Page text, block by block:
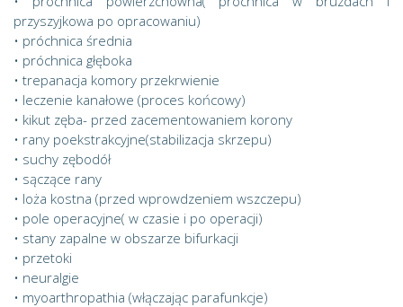
przyszyjkowa po opracowaniu)
• próchnica średnia
• próchnica głęboka
• trepanacja komory przekrwienie
• leczenie kanałowe (proces końcowy)
• kikut zęba- przed zacementowaniem korony
• rany poekstrakcyjne(stabilizacja skrzepu)
• suchy zębodół
• sączące rany
• loża kostna (przed wprowdzeniem wszczepu)
• pole operacyjne( w czasie i po operacji)
• stany zapalne w obszarze bifurkacji
• przetoki
• neuralgie
• myoarthropathia (włączając parafunkcje)